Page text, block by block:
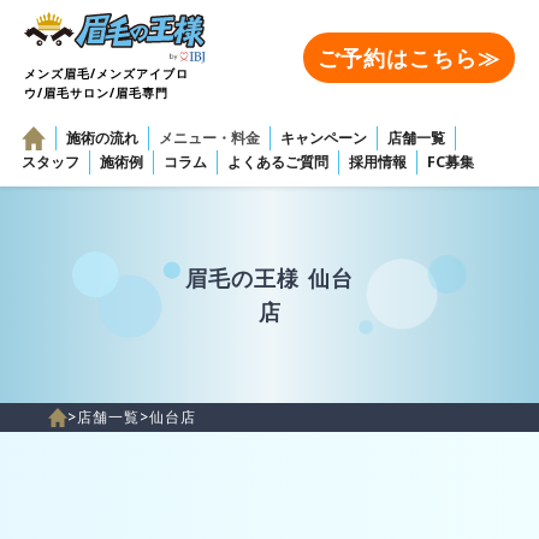
メンズ眉毛/メンズアイブロ
ウ/眉毛サロン/眉毛専門
ご予約はこちら≫
施術の流れ メニュー・料金 キャンペーン
店舗一覧
スタッフ
施術例 コラム よくあるご質問 採用情報 FC募集
眉毛の王様 仙台
店
>店舗一覧>仙台店